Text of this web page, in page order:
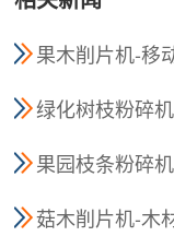
果木削片机-移
绿化树枝粉碎
果园枝条粉碎
菇木削片机-木